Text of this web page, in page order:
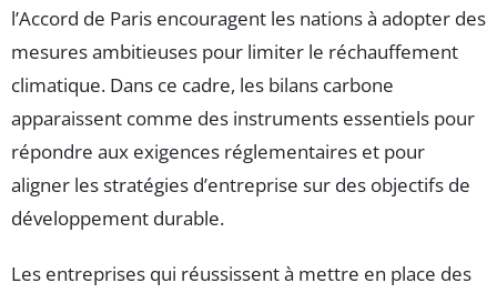
l’Accord de Paris encouragent les nations à adopter des
mesures ambitieuses pour limiter le réchauffement
climatique. Dans ce cadre, les bilans carbone
apparaissent comme des instruments essentiels pour
répondre aux exigences réglementaires et pour
aligner les stratégies d’entreprise sur des objectifs de
développement durable.
Les entreprises qui réussissent à mettre en place des